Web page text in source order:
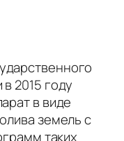
2015 году
в виде
земель с
таких